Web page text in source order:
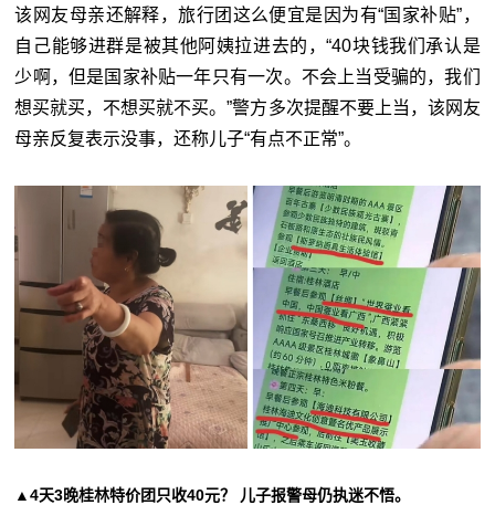
该网友母亲还解释，旅行团这么便宜是因为有“国家补贴”，
自己能够进群是被其他阿姨拉进去的，“40块钱我们承认是
少啊，但是国家补贴一年只有一次。不会上当受骗的，我们
想买就买，不想买就不买。”警方多次提醒不要上当，该网友
母亲反复表示没事，还称儿子“有点不正常”。
▲4天3晚桂林特价团只收40元？ 儿子报警母仍执迷不悟。